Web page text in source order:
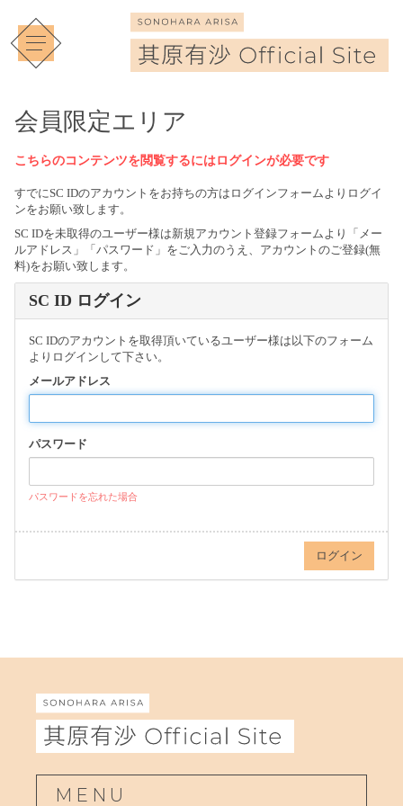
会員限定エリア
こちらのコンテンツを閲覧するにはログインが必要です
すでにSC IDのアカウントをお持ちの方はログインフォームよりログイ
ンをお願い致します。
SC IDを未取得のユーザー様は新規アカウント登録フォームより「メー
ルアドレス」「パスワード」をご入力のうえ、アカウントのご登録(無
料)をお願い致します。
SC ID ログイン
SC IDのアカウントを取得頂いているユーザー様は以下のフォーム
よりログインして下さい。
メールアドレス
パスワード
パスワードを忘れた場合
MENU